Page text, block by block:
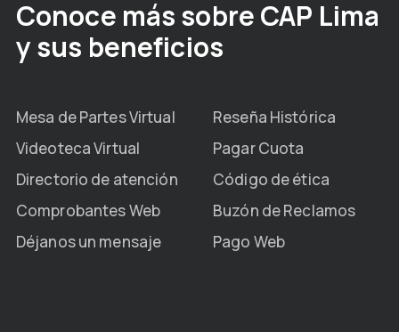
Conoce más sobre CAP Lima
y sus beneficios
Mesa de Partes Virtual
Reseña Histórica
Videoteca Virtual
Pagar Cuota
Directorio de atención
Código de ética
Comprobantes Web
Buzón de Reclamos
Déjanos un mensaje
Pago Web